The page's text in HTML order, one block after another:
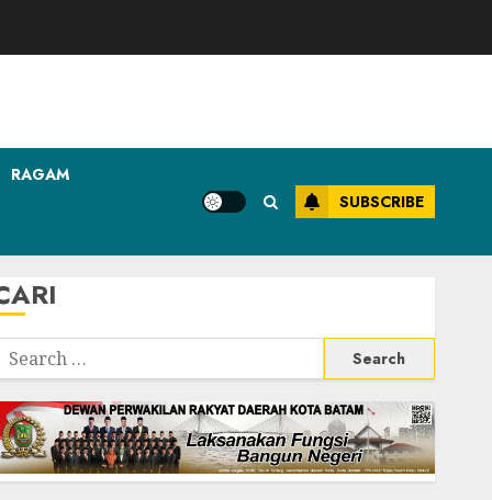
RAGAM
SUBSCRIBE
Search